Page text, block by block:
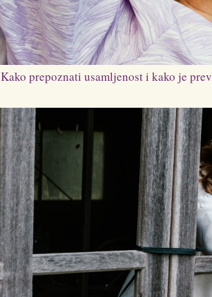
Kako prepoznati usamljenost i kako je